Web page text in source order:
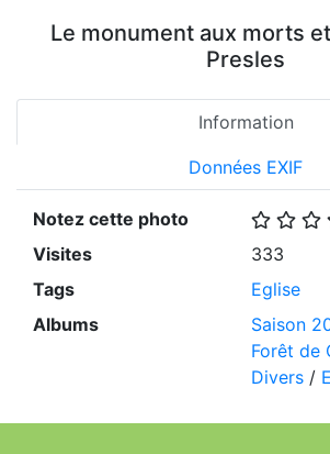
Le monument aux morts
Presles
Information
Données EXIF
Notez cette photo
Visites
333
Tags
Eglise
Albums
Saison
Forêt de
Divers/